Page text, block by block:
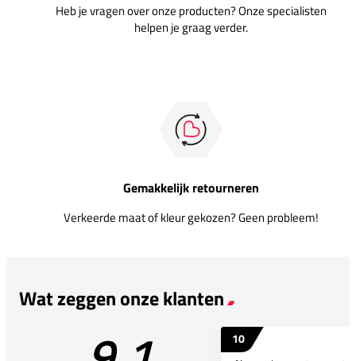
Heb je vragen over onze producten? Onze specialisten
helpen je graag verder.
Gemakkelijk retourneren
Verkeerde maat of kleur gekozen? Geen probleem!
Wat zeggen onze klanten
10